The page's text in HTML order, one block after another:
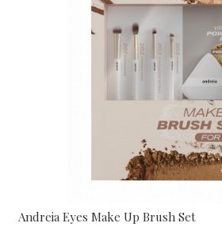
Andreia Eyes Make Up Brush Set